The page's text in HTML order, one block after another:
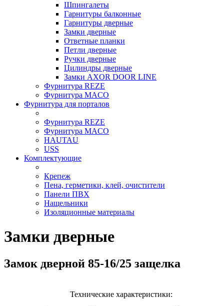
Шпингалеты
Гарнитуры балконные
Гарнитуры дверные
Замки дверные
Ответные планки
Петли дверные
Ручки дверные
Цилиндры дверные
Замки AXOR DOOR LINE
Фурнитура REZE
Фурнитура MACO
Фурнитура для порталов
Фурнитура REZE
Фурнитура MACO
HAUTAU
USS
Комплектующие
Крепеж
Пена, герметики, клей, очистители
Панели ПВХ
Нащельники
Изоляционные материалы
Замки дверные
Замок дверной 85-16/25 защелка
Технические характеристики: